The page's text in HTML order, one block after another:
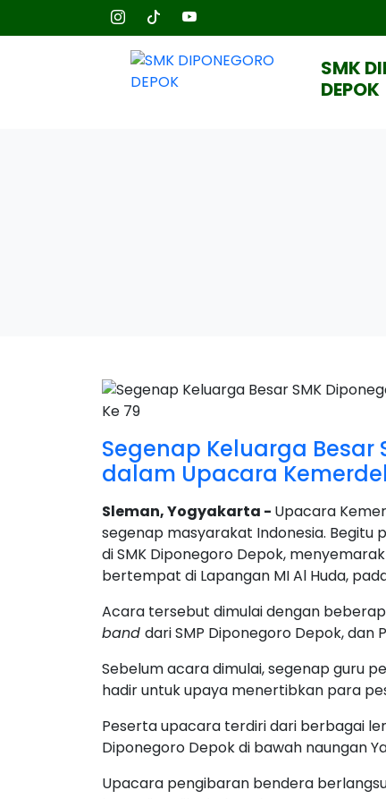
SMK
DEPOK
Segenap Keluarga Besar
dalam Upacara
Sleman, Yogyakarta - Upacara
segenap masyarakat Indonesia. Begitu
di SMK Diponegoro Depok,
bertempat di Lapangan MI Al Huda,
Acara tersebut dimulai dengan
band dari SMP Diponegoro Depok, dan
Sebelum acara dimulai, segenap guru
hadir untuk upaya menertibkan para
Peserta upacara terdiri dari berbagai
Diponegoro Depok di bawah naungan
Upacara pengibaran bendera